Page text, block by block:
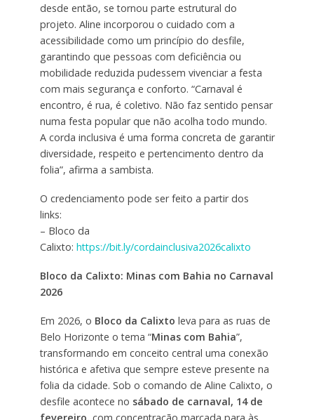
desde então, se tornou parte estrutural do
projeto. Aline incorporou o cuidado com a
acessibilidade como um princípio do desfile,
garantindo que pessoas com deficiência ou
mobilidade reduzida pudessem vivenciar a festa
com mais segurança e conforto. “Carnaval é
encontro, é rua, é coletivo. Não faz sentido pensar
numa festa popular que não acolha todo mundo.
A corda inclusiva é uma forma concreta de garantir
diversidade, respeito e pertencimento dentro da
folia”, afirma a sambista.
O credenciamento pode ser feito a partir dos
links:
– Bloco da
Calixto: https://bit.ly/cordainclusiva2026calixto
Bloco da Calixto: Minas com Bahia no Carnaval
2026
Em 2026, o Bloco da Calixto leva para as ruas de
Belo Horizonte o tema “Minas com Bahia”,
transformando em conceito central uma conexão
histórica e afetiva que sempre esteve presente na
folia da cidade. Sob o comando de Aline Calixto, o
desfile acontece no sábado de carnaval, 14 de